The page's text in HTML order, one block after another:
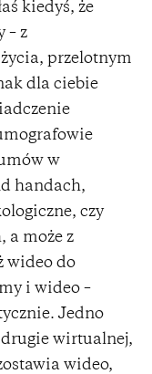
kiedyś, że
– z
przelotnym
dla ciebie
w
handach,
czy
a może z
wideo do
i wideo –
Jedno
wirtualnej,
wideo,